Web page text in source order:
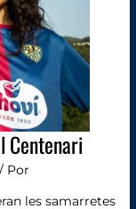
Centenari
/ Por
les samarretes